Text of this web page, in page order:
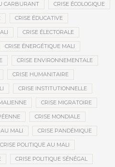
CARBURANT CRISE ÉCOLOGIQUE
CRISE ÉDUCATIVE
CRISE ÉLECTORALE
CRISE ÉNERGÉTIQUE MALI
CRISE ENVIRONNEMENTALE
CRISE HUMANITAIRE
CRISE INSTITUTIONNELLE
CRISE MIGRATOIRE
CRISE MONDIALE
MALI CRISE PANDÉMIQUE
CRISE POLITIQUE AU MALI
CRISE POLITIQUE SÉNÉGAL